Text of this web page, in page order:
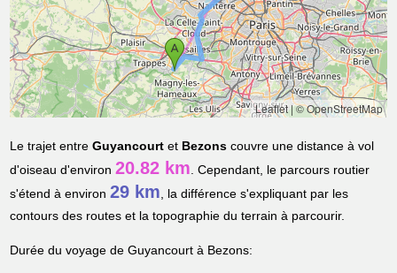
Leaflet|© OpenStreetMap
Le trajet entreGuyancourt et Bezons couvre une distance à vol
d'oiseau d'environ20.82 km. Cependant, le parcours routier
s'étend à environ29 km, la différence s'expliquant par les
contours des routes et la topographie du terrain à parcourir.
Durée du voyage de Guyancourt à Bezons: